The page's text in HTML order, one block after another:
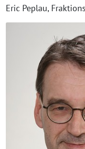
Eric Peplau,